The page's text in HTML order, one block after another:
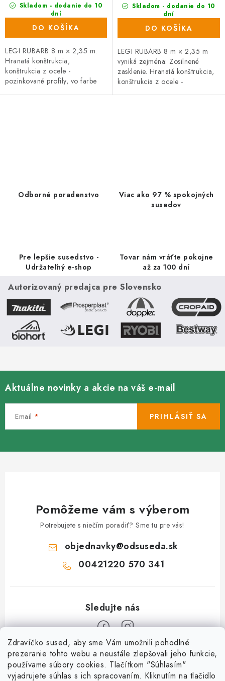
Zdravíčko sused, aby sme Vám umožnili pohodlné
prezeranie tohto webu a neustále zlepšovali jeho funkcie,
používame súbory cookies. Tlačítkom "Súhlasím"
vyjadrujete súhlas s ich spracovaním. Kliknutím na tlačidlo
Skladom - dodanie do 10
dní
(15 ks)
DO KOŠÍKA
LEGI RUBARB 8 m × 2,35 m.
Hranatá konštrukcia,
konštrukcia z ocele -
pozinkované profily, vo farbe
Skladom - dodanie do 10
dní
(46 ks)
DO KOŠÍKA
LEGI RUBARB 8 m × 2,35 m
vyniká zejména: Zosilnené
zasklenie. Hranatá konštrukcia,
konštrukcia z ocele -
k
y
ý
u
Odborné poradenstvo
Viac ako 97 % spokojných
susedov
Pre lepšie susedstvo -
Udržateľný e-shop
Tovar nám vráťte pokojne
až za 100 dní
Autorizovaný predajca pre Slovensko
Aktuálne novinky a akcie na váš e-mail
Email PRIHLÁSIŤ SA
Pomôžeme vám s výberom
Potrebujete s niečím poradiť? Sme tu pre vás!
objednavky@odsuseda.sk
00421220 570 341
O nás